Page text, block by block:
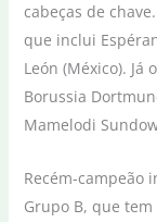
cabeças de
que inclui
León (México). Já
Borussia
Mamelodi
Recém-campeão
Grupo B, que